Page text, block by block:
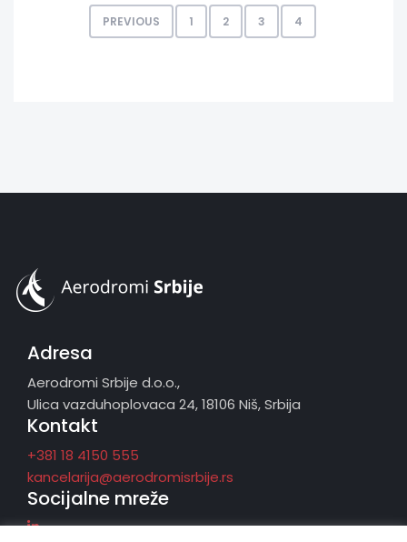
PREVIOUS 1 2 3 4
Adresa
Aerodromi Srbije d.o.o.,
Ulica vazduhoplovaca 24, 18106 Niš, Srbija
Kontakt
+381 18 4150 555
kancelarija@aerodromisrbije.rs
Socijalne mreže